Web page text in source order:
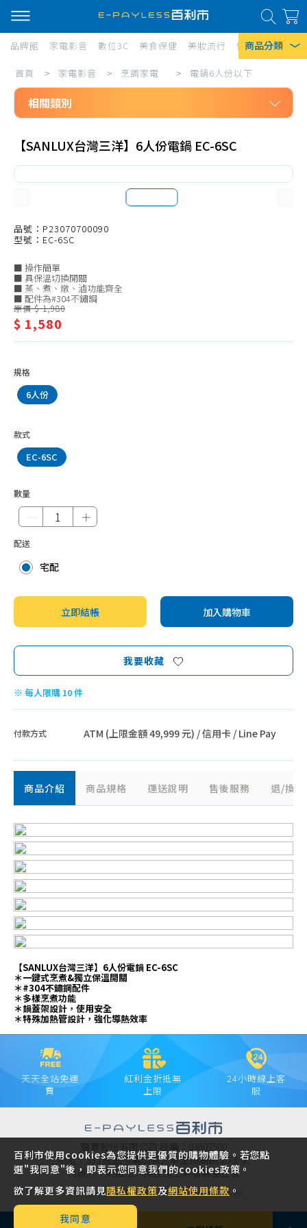
商品分類
熱門搜尋
風扇
除濕機
衛生紙
品牌館 家電影音 數位3C 美食保健 美妝流行 傢俱寢具 居
家
電
影
音/
烹
調
電/
電
鍋
人
份
以
首頁 > 家電影音 > 烹調家電 > 電鍋6人份以下
相關類別
烹調家電
電烤箱21L-40L
電烤箱41L以上
微波爐20L以下
微波爐21-30L
微波爐31L以上
電鍋6人份以下
電鍋11人份以上
電子鍋6人份
電子鍋7-10人份
其他配件
【SANLUX台灣三洋】6人份電鍋 EC-6SC
品號：P23070700090
型號：EC-6SC
■ 操作簡單
■ 具保溫切換開關
■ 蒸、煮、燉、滷功能齊全
■ 配件為#304不鏽鋼
原價 $ 1,980
$ 1,580
規格
6人份
款式
EC-6SC
數量
＋
配送
宅配
立即結帳 加入購物車
我要收藏
※ 每人限購 10 件
付款方式 ATM (上限金額 49,999 元) / 信用卡 / Line Pay
商品介紹 商品規格 運送說明 售後服務 退/換
【SANLUX台灣三洋】6人份電鍋 EC-6SC
＊一鍵式烹煮&獨立保溫開關
＊#304不鏽鋼配件
＊多樣烹煮功能
＊鍋蓋架設計，使用安全
＊特殊加熱管設計，強化導熱效率
天天全站免運
費
紅利金折抵無
上限
24小時線上客
服
聲寶股份有限公司 統編：03607500
地址：333 桃園市龜山區大華里頂湖路 26-3 號
代表人：財團法人陳茂榜工商發展基金會
Copyright © 2021 SAMPO INC. All rights reserved.
百利市使用cookies為您提供更優質的購物體驗。若您點
選"我同意"後，即表示您同意我們的cookies政策。
欲了解更多資訊請見隱私權政策及網站使用條款 。
我同意